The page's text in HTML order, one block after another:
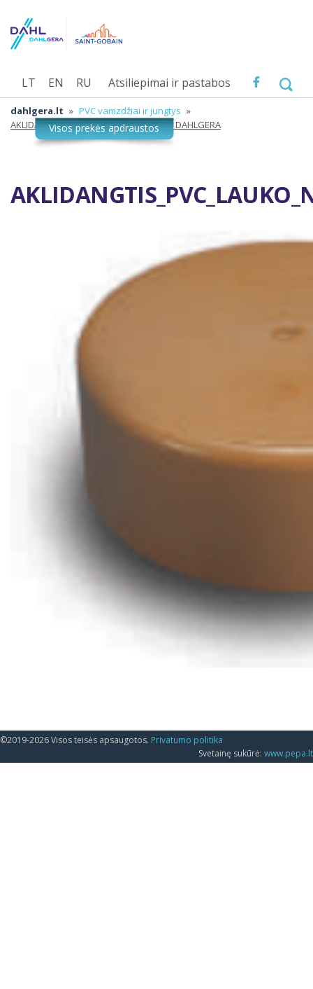
Atsiliepimai ir pastabos
LT EN RU
dahlgera.lt » PVC vamzdžiai ir jungtys »
AKLIDANGTIS_PVC_LAUKO_NUOTEKOS_DAHLGERA
©2019-2026 Visos teisės apsaugotos. Privatumo politika
Svetainę sukūrė: www.pepa.lt